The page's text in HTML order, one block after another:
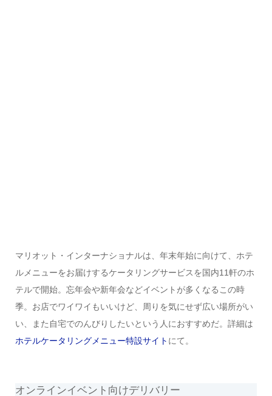
マリオット・インターナショナルは、年末年始に向けて、ホテ
ルメニューをお届けするケータリングサービスを国内11軒のホ
テルで開始。忘年会や新年会などイベントが多くなるこの時
季。お店でワイワイもいいけど、周りを気にせず広い場所がい
い、また自宅でのんびりしたいという人におすすめだ。詳細は
ホテルケータリングメニュー特設サイト にて。
オンラインイベント向けデリバリー